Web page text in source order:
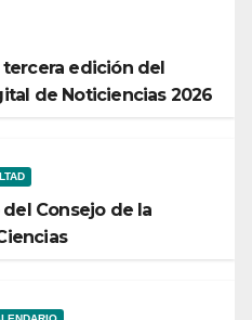
edición del
de Noticiencias 2026
Consejo de la